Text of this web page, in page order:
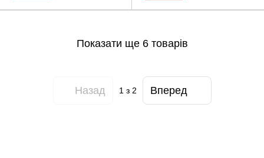
Показати ще 6 товарів
Назад 1з 2 Вперед